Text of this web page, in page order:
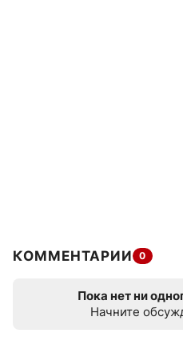
КОММЕНТАРИИ 0
Пока нет ни
Начните